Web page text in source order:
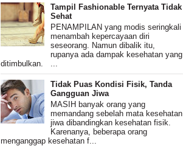
Tampil Fashionable Ternyata Tidak
Sehat
PENAMPILAN yang modis seringkali
menambah kepercayaan diri
seseorang. Namun dibalik itu,
rupanya ada dampak kesehatan yang
ditimbulkan. ...
Tidak Puas Kondisi Fisik, Tanda
Gangguan Jiwa
MASIH banyak orang yang
memandang sebelah mata kesehatan
jiwa dibandingkan kesehatan fisik.
Karenanya, beberapa orang
menganggap kesehatan f...